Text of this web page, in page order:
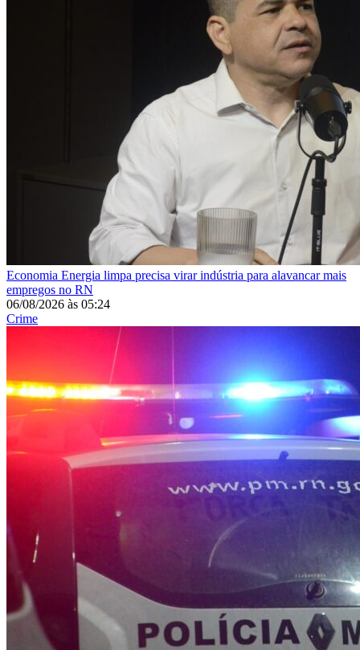
Economia Energia limpa precisa virar indústria para alavancar mais
empregos no RN
06/08/2026 às 05:24
Crime